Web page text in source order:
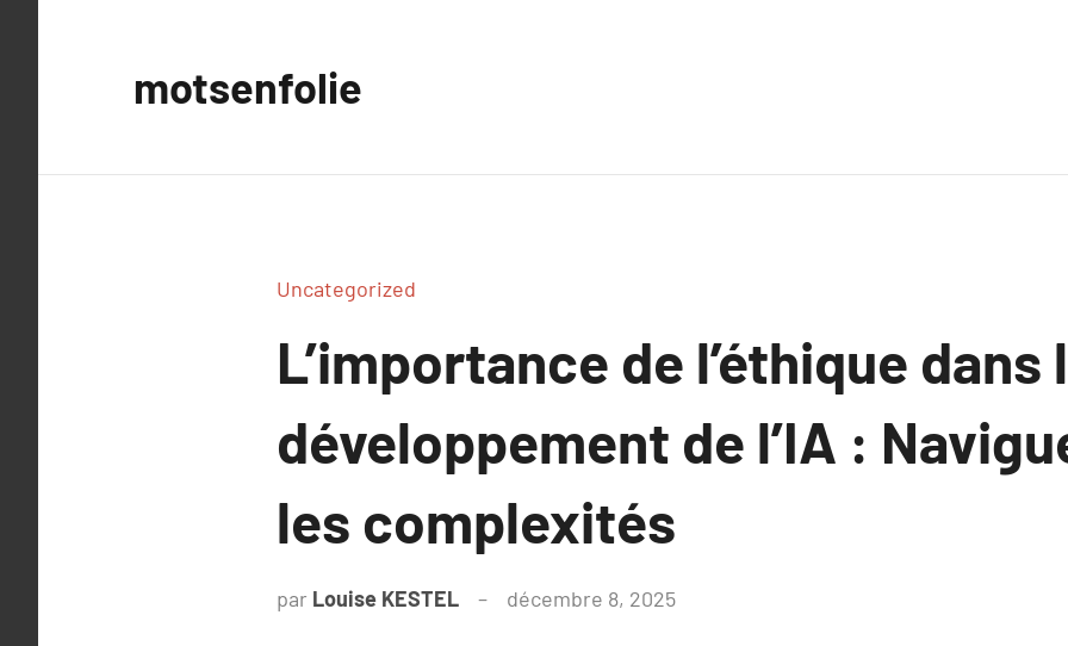
motsenfolie
Uncategorized
L’importance de l’éthique dans
développement de l’IA :
les complexités
par Louise KESTEL décembre 8, 2025